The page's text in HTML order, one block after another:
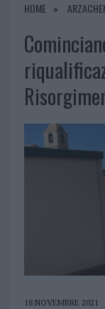
HOME
18 NOVEMBRE 2021